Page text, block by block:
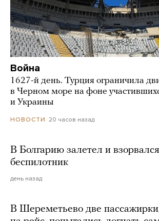
Война
1627-й день. Турция ограничила
в Черном море на фоне
и Украины
НОВОСТИ 20 часов назад
В Болгарию залетел и
беспилотник
день назад
В Шереметьево две